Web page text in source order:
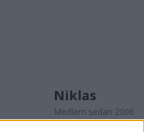
Niklas
Medlem sedan 2006